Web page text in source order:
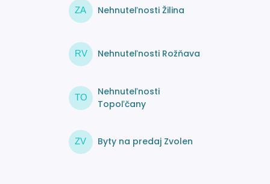
ZA Nehnuteľnosti Žilina
RV Nehnuteľnosti Rožňava
TO
Nehnuteľnosti
Topoľčany
ZV Byty na predaj Zvolen